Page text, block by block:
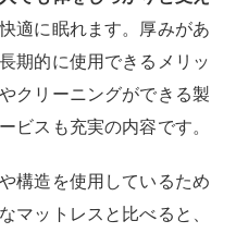
スがおすすめな人】
状を持っている
ービスが欲しい